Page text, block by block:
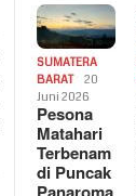
SUMATERA
BARAT
20
Juni 2026
Pesona
Matahari
Terbenam
di Puncak